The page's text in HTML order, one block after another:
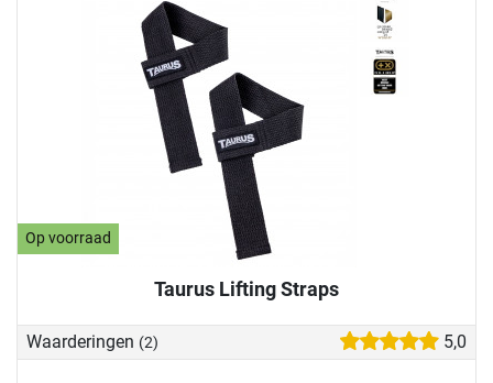
Op voorraad
Taurus Lifting Straps
Waarderingen (2) 5,0